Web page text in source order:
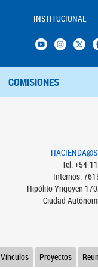
INSTITUCIONAL
COMISIONES
Tel: +54-
Internos:
Hipólito Yrigoyen
Ciudad
Proyectos
Vínculos